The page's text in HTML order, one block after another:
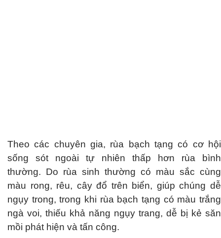
Theo các chuyên gia, rùa bạch tạng có cơ hội
sống sót ngoài tự nhiên thấp hơn rùa bình
thường. Do rùa sinh thường có màu sắc cùng
màu rong, rêu, cây đổ trên biển, giúp chúng dễ
ngụy trong, trong khi rùa bạch tạng có màu trắng
ngà voi, thiếu khả năng ngụy trang, dễ bị kẻ săn
mồi phát hiện và tấn công.